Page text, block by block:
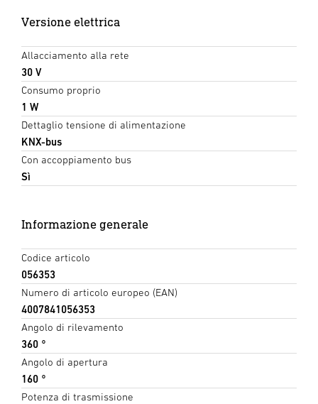
Versione elettrica
Allacciamento alla rete
30 V
Consumo proprio
1 W
Dettaglio tensione di alimentazione
KNX-bus
Con accoppiamento bus
Sì
Informazione generale
Codice articolo
056353
Numero di articolo europeo (EAN)
4007841056353
Angolo di rilevamento
360 °
Angolo di apertura
160 °
Potenza di trasmissione